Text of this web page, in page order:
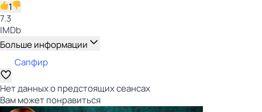
1
7.3
IMDb
Больше информации
Сапфир
Нет данных о предстоящих сеансах
Вам может понравиться